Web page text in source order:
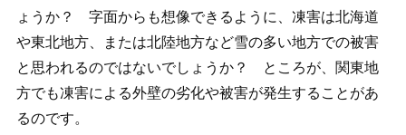
ょうか？ 字面からも想像できるように、凍害は北海道
や東北地方、または北陸地方など雪の多い地方での被害
と思われるのではないでしょうか？ ところが、関東地
方でも凍害による外壁の劣化や被害が発生することがあ
るのです。